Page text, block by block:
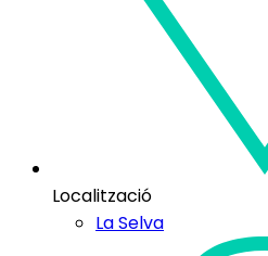
Localització
La Selva